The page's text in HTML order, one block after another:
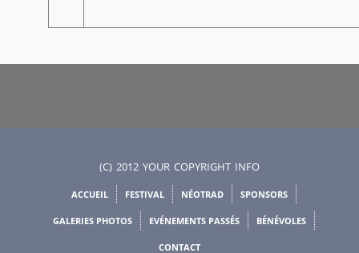
(C) 2012 YOUR COPYRIGHT INFO
ACCUEIL FESTIVAL NÉOTRAD SPONSORS
GALERIES PHOTOS EVÉNEMENTS PASSÉS BÉNÉVOLES
CONTACT